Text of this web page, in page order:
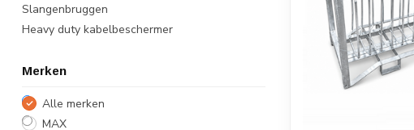
Slangenbruggen
Heavy duty kabelbeschermer
Merken
Alle merken
MAX